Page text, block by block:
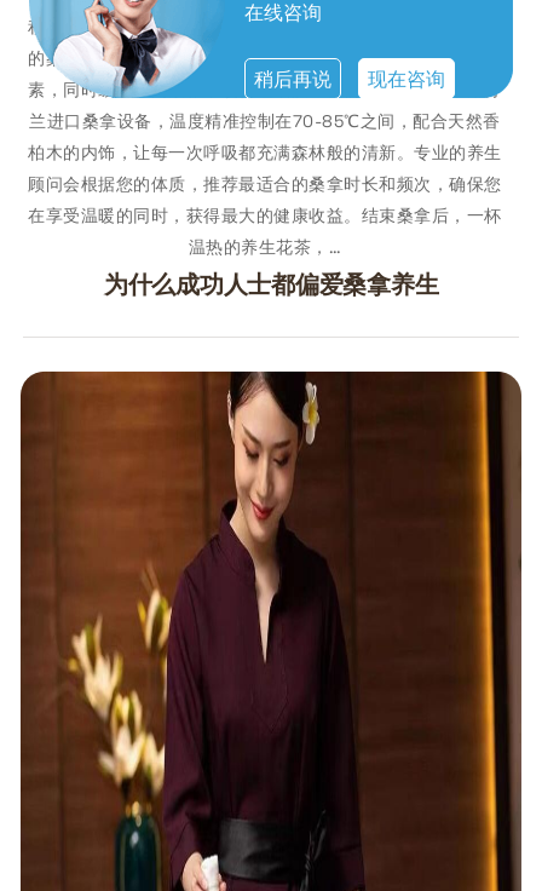
在线咨询
稍后再说 现在咨询
积压已久的疲惫随着汗水一同流出体外。科学研究表明，适度
的桑拿浴能够促进血液循环，加速新陈代谢，帮助身体排出毒
素，同时缓解肌肉紧张，改善睡眠质量我们的养生会所采用芬
兰进口桑拿设备，温度精准控制在70-85℃之间，配合天然香
柏木的内饰，让每一次呼吸都充满森林般的清新。专业的养生
顾问会根据您的体质，推荐最适合的桑拿时长和频次，确保您
在享受温暖的同时，获得最大的健康收益。结束桑拿后，一杯
温热的养生花茶，…
为什么成功人士都偏爱桑拿养生